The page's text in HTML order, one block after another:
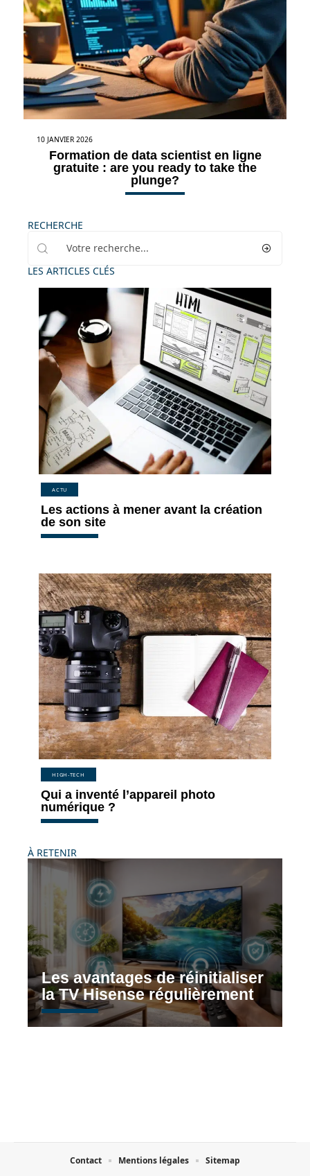
10 JANVIER 2026
Formation de data scientist en ligne
gratuite : are you ready to take the
plunge?
RECHERCHE
LES ARTICLES CLÉS
ACTU
Les actions à mener avant la création
de son site
HIGH-TECH
Qui a inventé l’appareil photo
numérique ?
À RETENIR
Les avantages de réinitialiser
la TV Hisense régulièrement
Contact Mentions légales Sitemap